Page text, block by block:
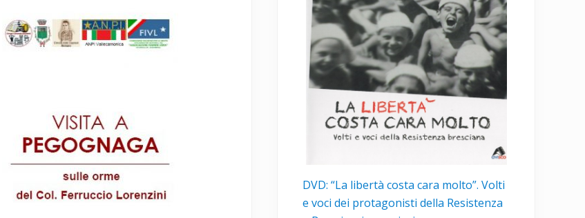
DVD: “La libertà costa cara molto”. Volti
e voci dei protagonisti della Resistenza